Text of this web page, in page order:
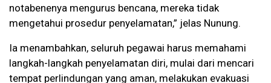
notabenenya mengurus bencana, mereka tidak
mengetahui prosedur penyelamatan,” jelas Nunung.
Ia menambahkan, seluruh pegawai harus memahami
langkah-langkah penyelamatan diri, mulai dari mencari
tempat perlindungan yang aman, melakukan evakuasi